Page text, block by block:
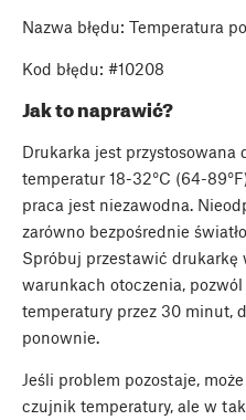
Nazwa błędu: Temperatura
Kod błędu: #10208
Jak to naprawić?
Drukarka jest przystosowana
temperatur 18-32°C (64-
praca jest niezawodna.
zarówno bezpośrednie
Spróbuj przestawić drukarkę
warunkach otoczenia,
temperatury przez 30 minut,
ponownie.
Jeśli problem pozostaje,
czujnik temperatury, ale w